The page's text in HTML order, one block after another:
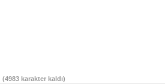
(4983 karakter kaldı)